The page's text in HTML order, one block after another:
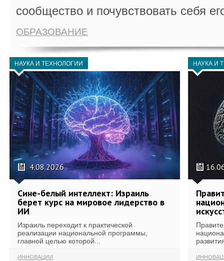
сообщество и почувствовать себя
ОБРАЗОВАНИЕ
НАУКА И ТЕХНОЛОГИИ
4.08.2026
Сине-белый интеллект: Израиль
берет курс на мировое лидерство в
ИИ
Израиль переходит к практической
реализации национальной программы,
главной целью которой...
ИННОВАЦИИ
НАУКА И